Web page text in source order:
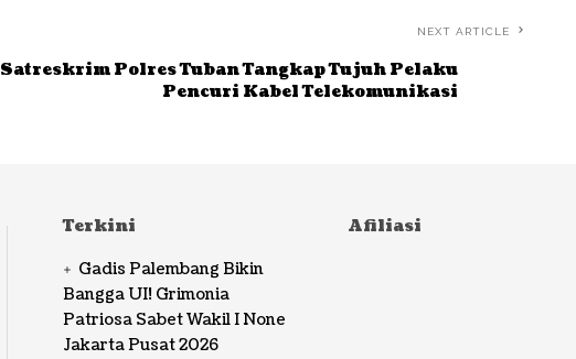
NEXT ARTICLE
Satreskrim Polres Tuban Tangkap Tujuh Pelaku
Pencuri Kabel Telekomunikasi
Terkini
Gadis Palembang Bikin
Bangga UI! Grimonia
Patriosa Sabet Wakil I None
Jakarta Pusat 2026
Afiliasi